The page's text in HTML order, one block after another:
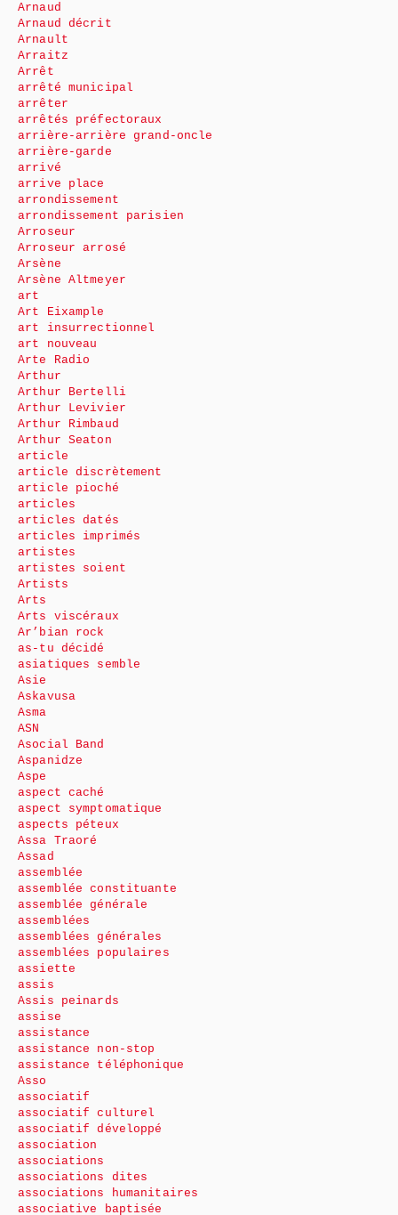
Arnaud
Arnaud décrit
Arnault
Arraitz
Arrêt
arrêté municipal
arrêter
arrêtés préfectoraux
arrière-arrière grand-oncle
arrière-garde
arrivé
arrive place
arrondissement
arrondissement parisien
Arroseur
Arroseur arrosé
Arsène
Arsène Altmeyer
art
Art Eixample
art insurrectionnel
art nouveau
Arte Radio
Arthur
Arthur Bertelli
Arthur Levivier
Arthur Rimbaud
Arthur Seaton
article
article discrètement
article pioché
articles
articles datés
articles imprimés
artistes
artistes soient
Artists
Arts
Arts viscéraux
Ar’bian rock
as-tu décidé
asiatiques semble
Asie
Askavusa
Asma
ASN
Asocial Band
Aspanidze
Aspe
aspect caché
aspect symptomatique
aspects péteux
Assa Traoré
Assad
assemblée
assemblée constituante
assemblée générale
assemblées
assemblées générales
assemblées populaires
assiette
assis
Assis peinards
assise
assistance
assistance non-stop
assistance téléphonique
Asso
associatif
associatif culturel
associatif développé
association
associations
associations dites
associations humanitaires
associative baptisée